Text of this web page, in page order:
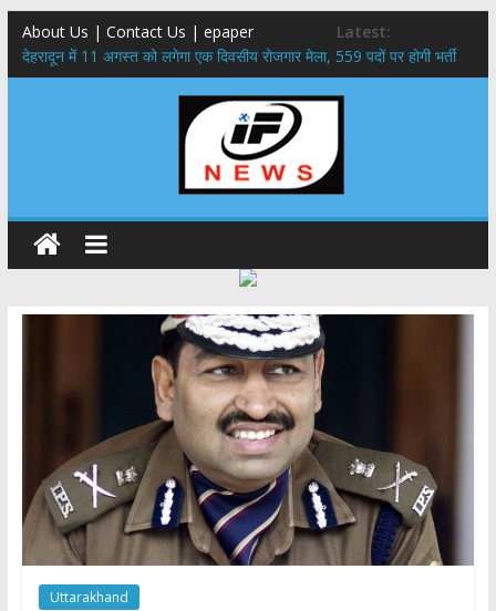
About Us | Contact Us | epaper
Latest:
​देहरादून में 11 अगस्त को लगेगा एक दिवसीय रोजगार मेला, 559 पदों पर होगी भर्ती
459 करोड़ से एचएनबी गढ़वाल विश्वविद्यालय में अनुसंधान संरचना होगी सुदृढ,उच्च
शिक्षा मंत्री धन सिंह रावत ने नवनियुक्त केन्द्रीय शिक्षा मंत्री से की मुलाकात
मुख्यमंत्री से महानिदेशक एनसीसी ने की शिष्टाचार भेंट,उत्तराखण्ड में एनसीसी के
विस्तार एवं आधुनिक आधारभूत संरचना के विकास पर हुई महत्वपूर्ण चर्चा
एमडीडीए बोर्ड बैठक, देहरादून और मसूरी के विकास के लिए 25 बड़े प्रस्तावों को मिली
बुजुर्ग-दिव्यांगों के घर जाएंगे बीएलओ, करेंगे नोटिसों का निस्तारण
Uttarakhand